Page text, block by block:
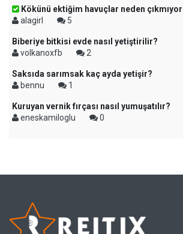
Kökünü ektiğim havuçlar neden
alagirl
5
Biberiye bitkisi evde nasıl yetiştirilir?
volkanoxfb
2
Saksıda sarımsak kaç ayda yetişir?
bennu
1
Kuruyan vernik fırçası nasıl yumuşatılır?
eneskamiloglu
0